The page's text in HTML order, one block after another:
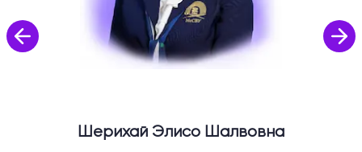
Шерихай Элисо Шалвовна